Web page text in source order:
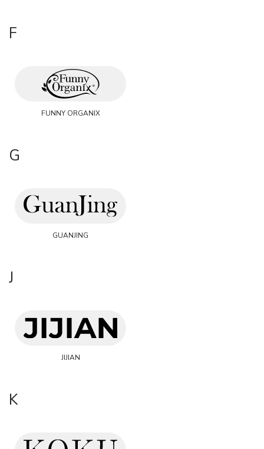
F
FUNNY ORGANIX
G
GUANJING
J
JIJIAN
K